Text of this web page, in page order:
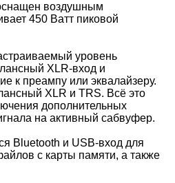
воздушным
450 Ватт пиковой
уровень
XLR-вход и
к преампу или эквалайзеру.
XLR и TRS. Всё это
дополнительных
на активный сабвуфер.
Bluetooth и USB-вход для
с карты памяти, а также